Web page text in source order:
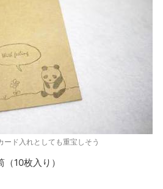
ード入れとしても重宝しそう
10枚入り）